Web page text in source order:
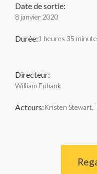
Date de sortie:
8 janvier 2020
Durée:1 heures 35
Directeur:
William Eubank
Acteurs:Kristen Stewart,